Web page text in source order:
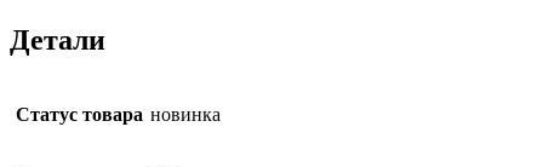
Детали
Статус товара новинка